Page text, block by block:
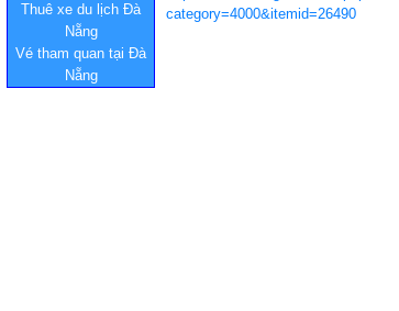
Thuê xe du lịch Đà
Nẵng
Vé tham quan tại Đà
Nẵng